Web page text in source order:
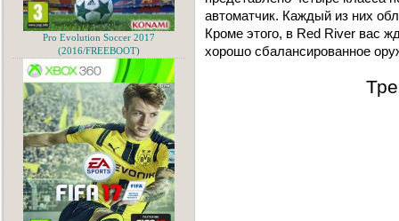
автоматчик. Каждый из них
Кроме этого, в Red River вас
хорошо сбалансированное
Pro Evolution Soccer 2017
(2016/FREEBOOT)